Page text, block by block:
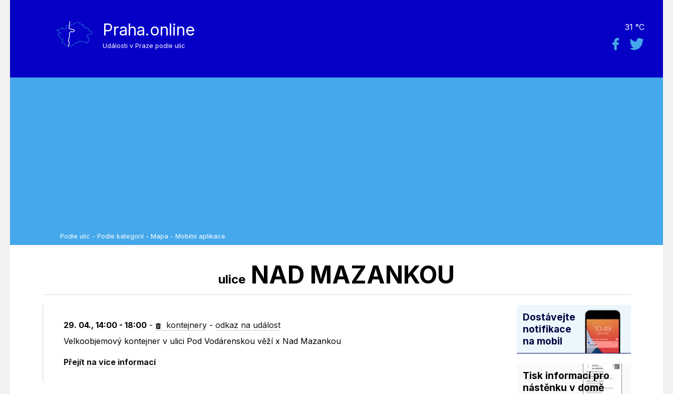
Praha.online
Události v Praze podle ulic
31 °C
Podle ulic - Podle kategorií - Mapa - Mobilní aplikace
ulice NAD MAZANKOU
29. 04., 14:00 - 18:00 - kontejnery -odkaz na událost
Velkoobjemový kontejner v ulici Pod Vodárenskou věží x Nad Mazankou
Přejít na více informací
Dostávejte
notifikace
na mobil
Tisk informací pro
nástěnku v domě